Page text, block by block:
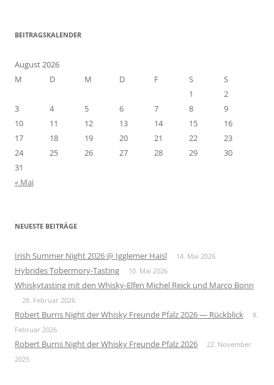
BEITRAGSKALENDER
August 2026
M
D M D F S
S
1
2
3
4 5 6 7 8
9
10
11 12 13 14 15
16
17
18 19 20 21 22
23
24
25 26 27 28 29
30
31
« Mai
NEUESTE BEITRÄGE
Irish Summer Night 2026 @ Igglemer Haisl 14. Mai 2026
Hybrides Tobermory-Tasting 10. Mai 2026
Whiskytasting mit den Whisky-Elfen Michel Reick und Marco Bonn
28. Februar 2026
Robert Burns Night der Whisky Freunde Pfalz 2026 — Rückblick
8.
Februar 2026
Robert Burns Night der Whisky Freunde Pfalz 2026
22. November
2025